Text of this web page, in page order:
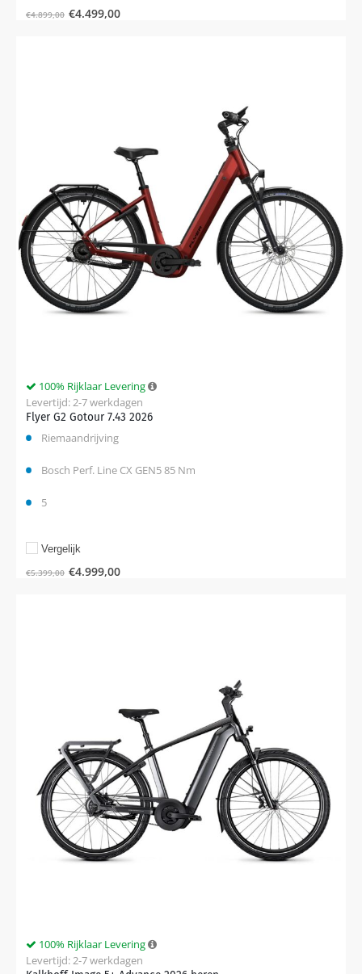
€4.899,00 €4.499,00
Flyer G2 Gotour 7.43 2026
100% Rijklaar Levering
Levertijd: 2-7 werkdagen
Riemaandrijving
Bosch Perf. Line CX GEN5 85 Nm
5
€5.399,00 €4.999,00
Vergelijk
100% Rijklaar Levering
Levertijd: 2-7 werkdagen